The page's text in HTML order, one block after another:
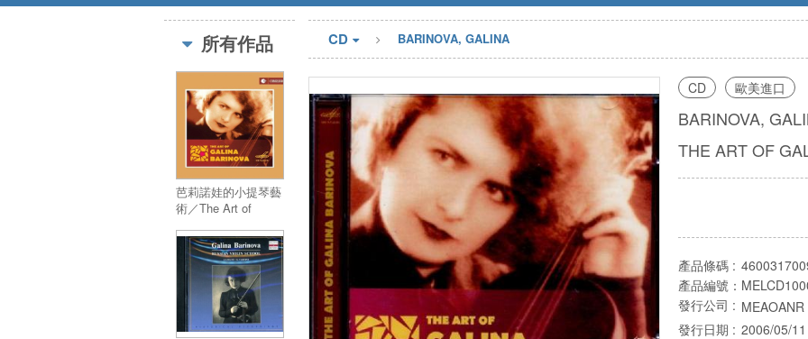
STRAY KIDS
盧廣仲 周杰伦
所有作品
芭莉諾娃的小提琴藝
術／The Art of
CD BARINOVA, GALINA
CD 歐美進口
BARINOVA,
THE ART OF
產品條碼 :
產品編號：
發行公司 : MEAOANR
發行日期 : 2006/05/11